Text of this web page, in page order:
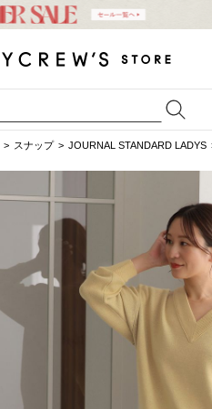
スナップ JOURNAL STANDARD LADYS